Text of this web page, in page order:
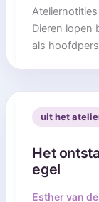
Dieren lopen
als
uit het
Het
egel
Esther van